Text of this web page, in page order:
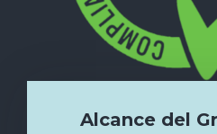
Alcance del